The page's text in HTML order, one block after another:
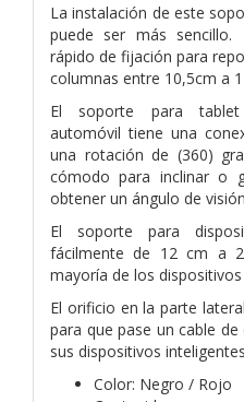
La instalación de este
puede ser más sencillo.
rápido de fijación para
columnas entre 10,5cm a
El soporte para
automóvil tiene una
una rotación de (360)
cómodo para inclinar o
obtener un ángulo de
El soporte para
fácilmente de 12 cm a
mayoría de los
El orificio en la parte
para que pase un cable
sus dispositivos inteligentes
Color: Negro / Rojo